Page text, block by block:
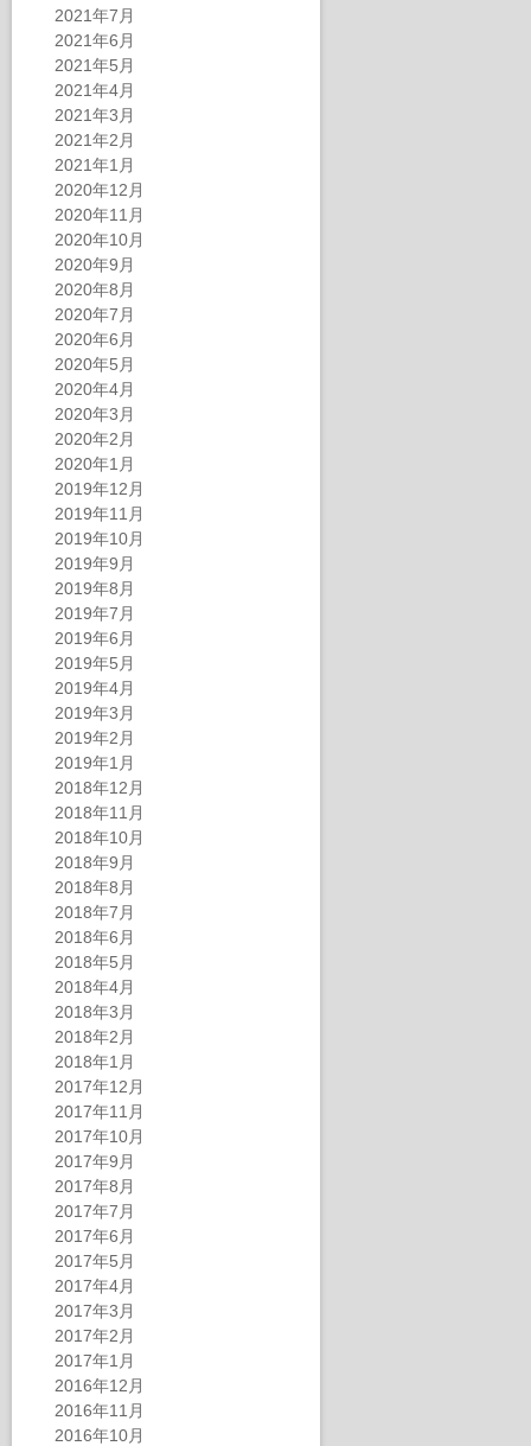
2021年7月
2021年6月
2021年5月
2021年4月
2021年3月
2021年2月
2021年1月
2020年12月
2020年11月
2020年10月
2020年9月
2020年8月
2020年7月
2020年6月
2020年5月
2020年4月
2020年3月
2020年2月
2020年1月
2019年12月
2019年11月
2019年10月
2019年9月
2019年8月
2019年7月
2019年6月
2019年5月
2019年4月
2019年3月
2019年2月
2019年1月
2018年12月
2018年11月
2018年10月
2018年9月
2018年8月
2018年7月
2018年6月
2018年5月
2018年4月
2018年3月
2018年2月
2018年1月
2017年12月
2017年11月
2017年10月
2017年9月
2017年8月
2017年7月
2017年6月
2017年5月
2017年4月
2017年3月
2017年2月
2017年1月
2016年12月
2016年11月
2016年10月